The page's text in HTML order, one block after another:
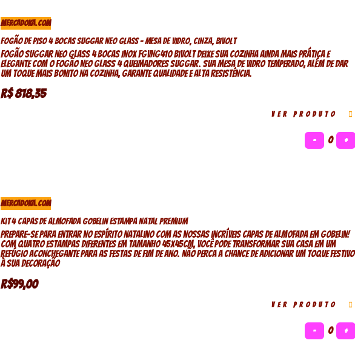
MERCADOKA.COM
Fogão De Piso 4 Bocas Suggar Neo Glass – Mesa De Vidro, Cinza, Bivolt
Fogão Suggar Neo Glass 4 Bocas Inox FGVNG410 Bivolt Deixe sua cozinha ainda mais prática e
elegante com o fogão NEO GLASS 4 QUEIMADORES SUGGAR. Sua mesa de vidro temperado, além de dar
um toque mais bonito na cozinha, garante qualidade e alta resistência.
R$ 818,35
VER PRODUTO
− 0 +
MERCADOKA.COM
Kit 4 Capas de Almofada Gobelin Estampa Natal Premium
Prepare-se para entrar no espírito natalino com as nossas incríveis capas de almofada em gobelin!
Com quatro estampas diferentes em tamanho 45x45cm, você pode transformar sua casa em um
refúgio aconchegante para as festas de fim de ano. Não perca a chance de adicionar um toque festivo
à sua decoração
R$99,00
VER PRODUTO
− 0 +